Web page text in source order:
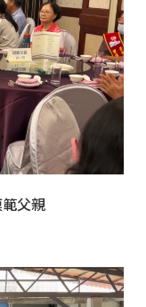
父親